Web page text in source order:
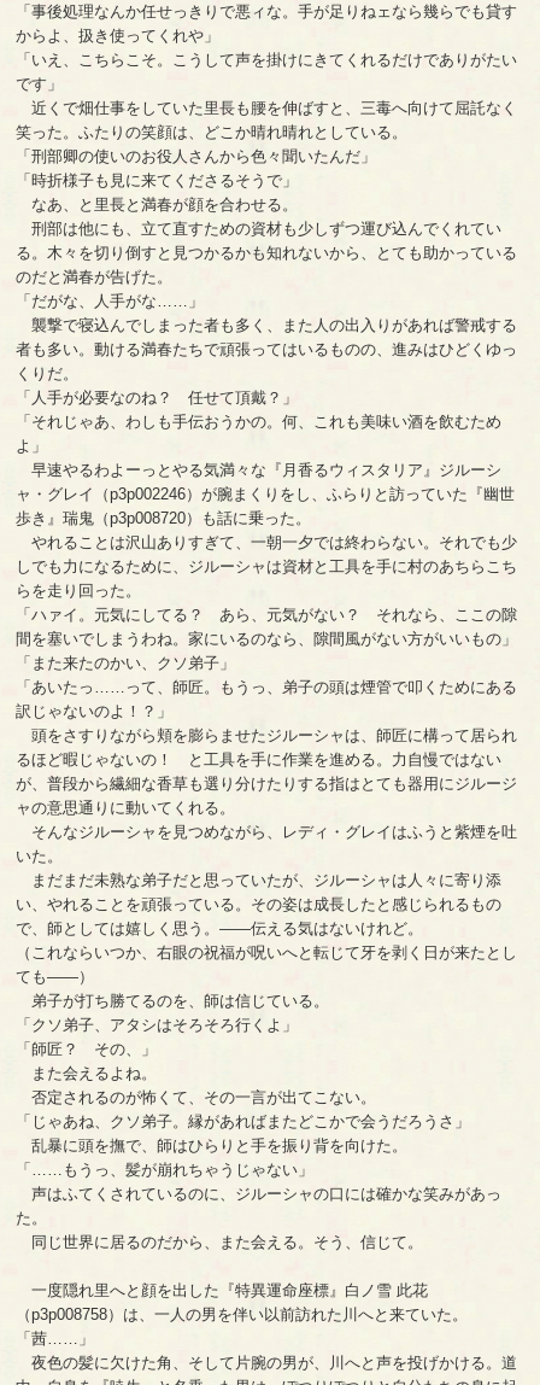
「事後処理なんか任せっきりで悪ィな。手が足りねェなら幾らでも貸す
からよ、扱き使ってくれや」
「いえ、こちらこそ。こうして声を掛けにきてくれるだけでありがたい
です」
近くで畑仕事をしていた里長も腰を伸ばすと、三毒へ向けて屈託なく
笑った。ふたりの笑顔は、どこか晴れ晴れとしている。
「刑部卿の使いのお役人さんから色々聞いたんだ」
「時折様子も見に来てくださるそうで」
なあ、と里長と満春が顔を合わせる。
刑部は他にも、立て直すための資材も少しずつ運び込んでくれてい
る。木々を切り倒すと見つかるかも知れないから、とても助かっている
のだと満春が告げた。
「だがな、人手がな……」
襲撃で寝込んでしまった者も多く、また人の出入りがあれば警戒する
者も多い。動ける満春たちで頑張ってはいるものの、進みはひどくゆっ
くりだ。
「人手が必要なのね？ 任せて頂戴？」
「それじゃあ、わしも手伝おうかの。何、これも美味い酒を飲むため
よ」
早速やるわよーっとやる気満々な『月香るウィスタリア』ジルーシ
ャ・グレイ（p3p002246）が腕まくりをし、ふらりと訪っていた『幽世
歩き』瑞鬼（p3p008720）も話に乗った。
やれることは沢山ありすぎて、一朝一夕では終わらない。それでも少
しでも力になるために、ジルーシャは資材と工具を手に村のあちらこち
らを走り回った。
「ハァイ。元気にしてる？ あら、元気がない？ それなら、ここの隙
間を塞いでしまうわね。家にいるのなら、隙間風がない方がいいもの」
「また来たのかい、クソ弟子」
「あいたっ……って、師匠。もうっ、弟子の頭は煙管で叩くためにある
訳じゃないのよ！？」
頭をさすりながら頬を膨らませたジルーシャは、師匠に構って居られ
るほど暇じゃないの！ と工具を手に作業を進める。力自慢ではない
が、普段から繊細な香草も選り分けたりする指はとても器用にジルージ
ャの意思通りに動いてくれる。
そんなジルーシャを見つめながら、レディ・グレイはふうと紫煙を吐
いた。
まだまだ未熟な弟子だと思っていたが、ジルーシャは人々に寄り添
い、やれることを頑張っている。その姿は成長したと感じられるもの
で、師としては嬉しく思う。――伝える気はないけれど。
（これならいつか、右眼の祝福が呪いへと転じて牙を剥く日が来たとし
ても――）
弟子が打ち勝てるのを、師は信じている。
「クソ弟子、アタシはそろそろ行くよ」
「師匠？ その、」
また会えるよね。
否定されるのが怖くて、その一言が出てこない。
「じゃあね、クソ弟子。縁があればまたどこかで会うだろうさ」
乱暴に頭を撫で、師はひらりと手を振り背を向けた。
「……もうっ、髪が崩れちゃうじゃない」
声はふてくされているのに、ジルーシャの口には確かな笑みがあっ
た。
同じ世界に居るのだから、また会える。そう、信じて。
一度隠れ里へと顔を出した『特異運命座標』白ノ雪 此花
（p3p008758）は、一人の男を伴い以前訪れた川へと来ていた。
「茜……」
夜色の髪に欠けた角、そして片腕の男が、川へと声を投げかける。道